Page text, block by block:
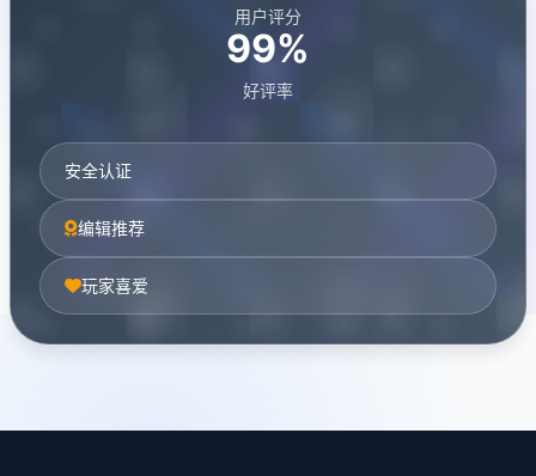
用户评分
99%
好评率
安全认证
编辑推荐
玩家喜爱